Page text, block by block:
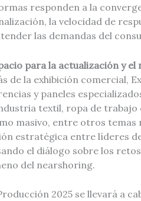
responden a la
la velocidad de
las demandas del
para la actualización y
de la exhibición comercial,
y paneles
textil, ropa de
masivo, entre otros temas
estratégica entre líderes
el diálogo sobre los
del nearshoring.
2025 se llevará a